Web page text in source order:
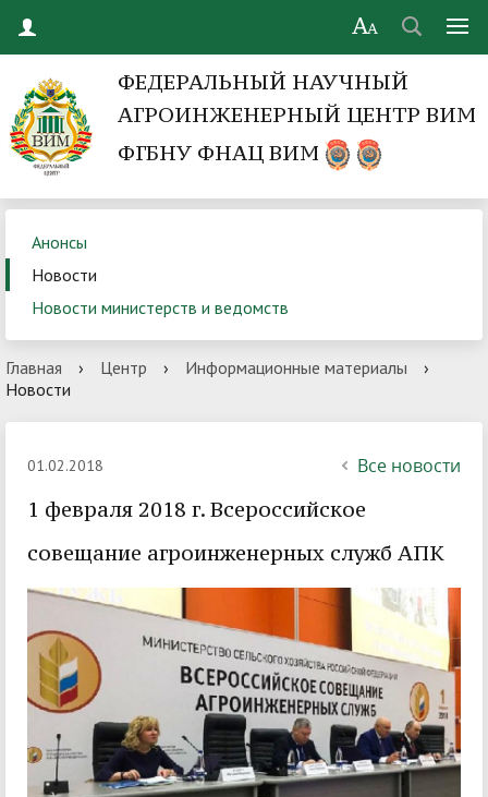
ФЕДЕРАЛЬНЫЙ НАУЧНЫЙ
АГРОИНЖЕНЕРНЫЙ ЦЕНТР ВИМ
ФГБНУ ФНАЦ ВИМ
Анонсы
Новости
Новости министерств и ведомств
Главная › Центр › Информационные материалы
›
Новости
01.02.2018 Все новости
1 февраля 2018 г. Всероссийское
совещание агроинженерных служб АПК